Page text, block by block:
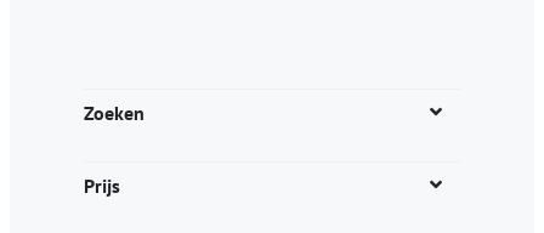
Zoeken
Prijs
kan
op